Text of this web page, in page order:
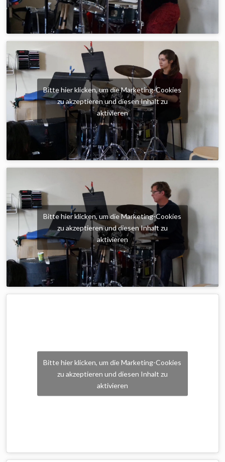
Bitte hier klicken, um die Marketing-Cookies
zu akzeptieren und diesen Inhalt zu
aktivieren
Bitte hier klicken, um die Marketing-Cookies
zu akzeptieren und diesen Inhalt zu
aktivieren
Bitte hier klicken, um die Marketing-Cookies
zu akzeptieren und diesen Inhalt zu
aktivieren